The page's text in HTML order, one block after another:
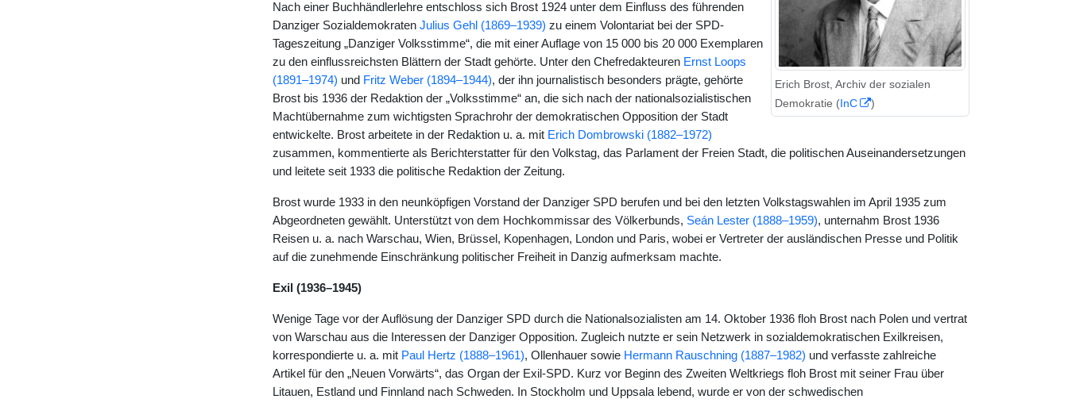
Erich Brost, Archiv der sozialen
Demokratie (InC )
Nach einer Buchhändlerlehre entschloss sich Brost 1924 unter dem Einfluss des führenden
Danziger Sozialdemokraten Julius Gehl (1869–1939) zu einem Volontariat bei der SPD-
Tageszeitung „Danziger Volksstimme“, die mit einer Auflage von 15 000 bis 20 000 Exemplaren
zu den einflussreichsten Blättern der Stadt gehörte. Unter den Chefredakteuren Ernst Loops
(1891–1974) und Fritz Weber (1894–1944), der ihn journalistisch besonders prägte, gehörte
Brost bis 1936 der Redaktion der „Volksstimme“ an, die sich nach der nationalsozialistischen
Machtübernahme zum wichtigsten Sprachrohr der demokratischen Opposition der Stadt
entwickelte. Brost arbeitete in der Redaktion u. a. mit Erich Dombrowski (1882–1972)
zusammen, kommentierte als Berichterstatter für den Volkstag, das Parlament der Freien Stadt, die politischen Auseinandersetzungen
und leitete seit 1933 die politische Redaktion der Zeitung.
Brost wurde 1933 in den neunköpfigen Vorstand der Danziger SPD berufen und bei den letzten Volkstagswahlen im April 1935 zum
Abgeordneten gewählt. Unterstützt von dem Hochkommissar des Völkerbunds, Seán Lester (1888–1959), unternahm Brost 1936
Reisen u. a. nach Warschau, Wien, Brüssel, Kopenhagen, London und Paris, wobei er Vertreter der ausländischen Presse und Politik
auf die zunehmende Einschränkung politischer Freiheit in Danzig aufmerksam machte.
Exil (1936–1945)
Wenige Tage vor der Auflösung der Danziger SPD durch die Nationalsozialisten am 14. Oktober 1936 floh Brost nach Polen und vertrat
von Warschau aus die Interessen der Danziger Opposition. Zugleich nutzte er sein Netzwerk in sozialdemokratischen Exilkreisen,
korrespondierte u. a. mit Paul Hertz (1888–1961), Ollenhauer sowie Hermann Rauschning (1887–1982) und verfasste zahlreiche
Artikel für den „Neuen Vorwärts“, das Organ der Exil-SPD. Kurz vor Beginn des Zweiten Weltkriegs floh Brost mit seiner Frau über
Litauen, Estland und Finnland nach Schweden. In Stockholm und Uppsala lebend, wurde er von der schwedischen